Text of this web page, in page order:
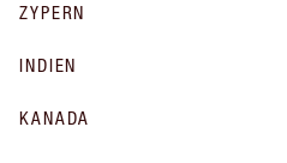
ZYPERN
INDIEN
KANADA